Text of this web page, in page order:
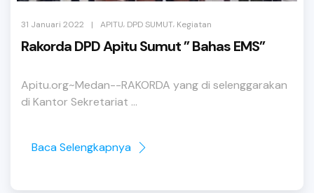
31 Januari 2022 | APITU, DPD SUMUT, Kegiatan
Rakorda DPD Apitu Sumut ” Bahas EMS”
Apitu.org~Medan--RAKORDA yang di selenggarakan
di Kantor Sekretariat ...
Baca Selengkapnya